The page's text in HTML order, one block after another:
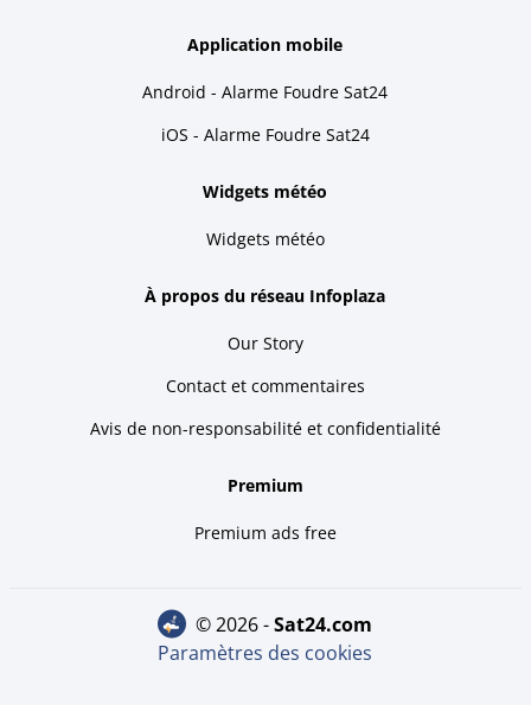
Application mobile
Android - Alarme Foudre Sat24
iOS - Alarme Foudre Sat24
Widgets météo
Widgets météo
À propos du réseau Infoplaza
Our Story
Contact et commentaires
Avis de non-responsabilité et confidentialité
Premium
Premium ads free
© 2026 - sat24.com
Paramètres des cookies